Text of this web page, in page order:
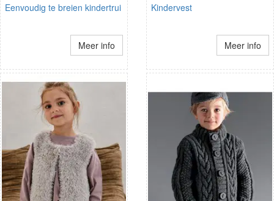
Eenvoudig te breien kindertrui
Meer info
Kindervest
Meer info